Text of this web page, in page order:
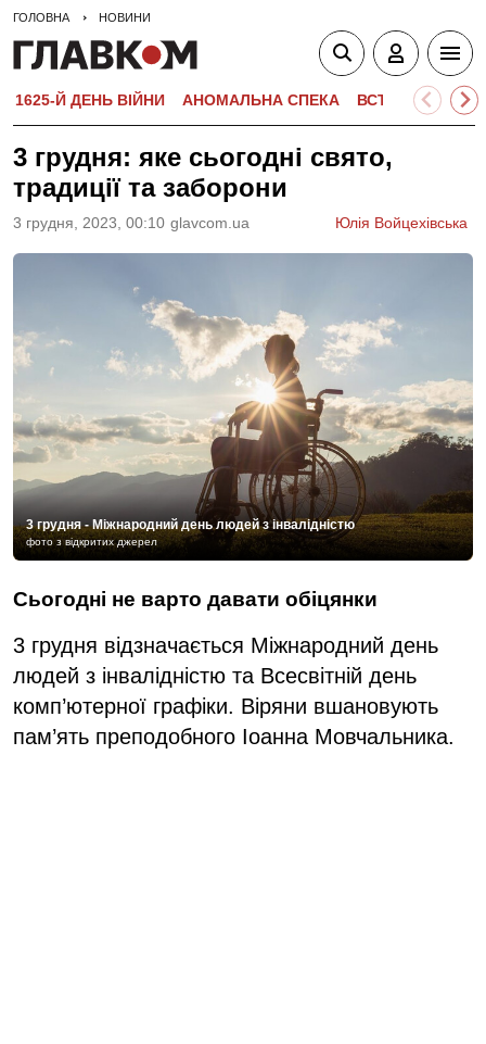
ГОЛОВНА НОВИНИ
1625-Й ДЕНЬ ВІЙНИ АНОМАЛЬНА СПЕКА ВСТУПНА
3 грудня: яке сьогодні свято,
традиції та заборони
3 грудня, 2023, 00:10 glavcom.ua Юлія Войцехівська
3 грудня - Міжнародний день людей з інвалідністю
фото з відкритих джерел
Сьогодні не варто давати обіцянки
3 грудня відзначається Міжнародний день
людей з інвалідністю та Всесвітній день
комп’ютерної графіки. Віряни вшановують
пам’ять преподобного Іоанна Мовчальника.